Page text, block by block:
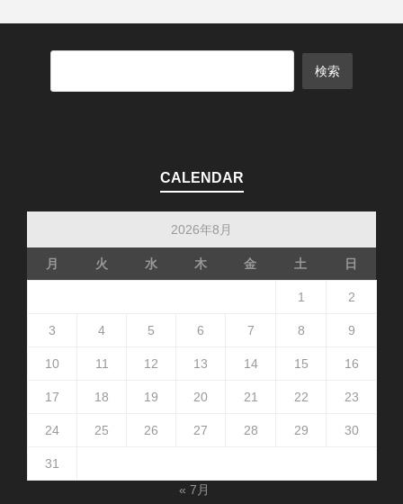
CALENDAR
2026年8月
月 火 水 木 金 土 日
1 2
3 4 5 6 7 8 9
10 11 12 13 14 15 16
17 18 19 20 21 22 23
24 25 26 27 28 29 30
31
« 7月